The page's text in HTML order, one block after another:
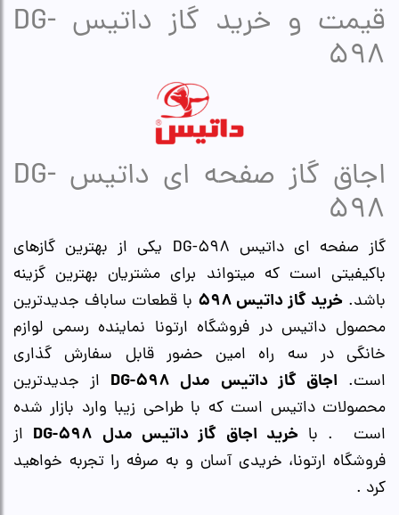
قیمت و خرید گاز داتیس DG-
598
اجاق گاز صفحه ای داتیس DG-
598
گاز صفحه ای داتیس DG-598 یکی از بهترین گازهای
باکیفیتی است که میتواند برای مشتریان بهترین گزینه
باشد. خرید گاز داتیس 598
با قطعات ساباف جدیدترین
محصول داتیس در فروشگاه ارتونا نماینده رسمی لوازم
خانگی در سه راه امین حضور قابل سفارش گذاری
است. اجاق گاز داتیس مدل DG-598
از جدیدترین
محصولات داتیس است که با طراحی زیبا وارد بازار شده
است . باخرید اجاق گاز داتیس مدل DG-598
از
فروشگاه ارتونا، خریدی آسان و به صرفه را تجربه خواهید
کرد .